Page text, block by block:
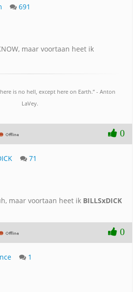
691
maar voortaan heet ik
is no hell, except here on Earth.” - Anton
LaVey.
0
71
maar voortaan heet ik BILLSxDICK
0
1